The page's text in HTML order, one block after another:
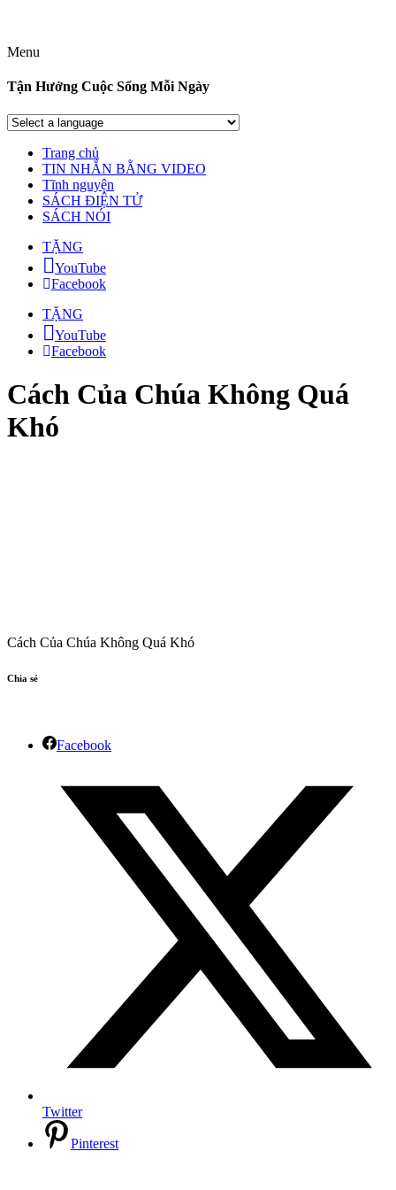
Menu
Tận Hưởng Cuộc Sống Mỗi Ngày
Trang chủ
TIN NHẮN BẰNG VIDEO
Tĩnh nguyện
SÁCH ĐIỆN TỬ
SÁCH NÓI
TẶNG
YouTube
Facebook
TẶNG
YouTube
Facebook
Cách Của Chúa Không Quá
Khó
Cách Của Chúa Không Quá Khó
Chia sẻ
Facebook
Twitter
Pinterest